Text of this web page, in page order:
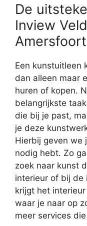
De
Inview
Amersfoort
Een kunstuitleen
dan alleen maar
huren of kopen.
belangrijkste
die bij je past,
je deze
Hierbij geven we
nodig hebt. Zo
zoek naar kunst
interieur of bij de
krijgt het
waar je naar op
meer services